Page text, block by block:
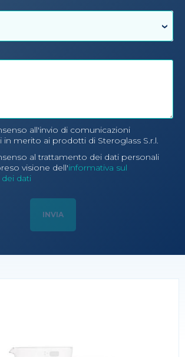
all'invio di comunicazioni
merito ai prodotti di Steroglass S.r.l.
al trattamento dei dati personali
visione dell'informativa sul
dati